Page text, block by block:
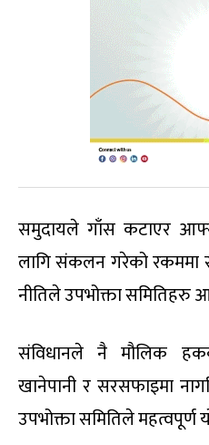
समुदायले गाँस कटाएर
लागि संकलन गरेको
नीतिले उपभोक्ता समितिहरु
संविधानले नै मौलिक
खानेपानी र सरसफाइमा
उपभोक्ता समितिले महत्वपूर्ण